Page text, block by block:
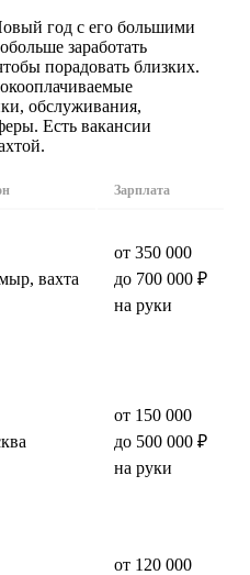
год с его большими
заработать
порадовать близких.
обслуживания,
Есть вакансии
Зарплата
вахта
от 350 000
до 700 000 ₽
на руки
от 150 000
до 500 000 ₽
на руки
от 120 000